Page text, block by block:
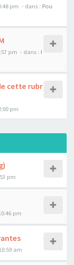
pm - dans : Pou
pm - dans : I
cette rubr
pm
pm
pm
am